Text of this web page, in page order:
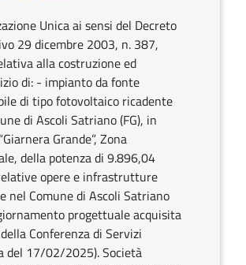
Unica ai sensi del Decreto
29 dicembre 2003, n. 387,
alla costruzione ed
di: - impianto da fonte
di tipo fotovoltaico ricadente
di Ascoli Satriano (FG), in
Grande”, Zona
della potenza di 9.896,04
opere e infrastrutture
nel Comune di Ascoli Satriano
progettuale acquisita
Conferenza di Servizi
del 17/02/2025). Società